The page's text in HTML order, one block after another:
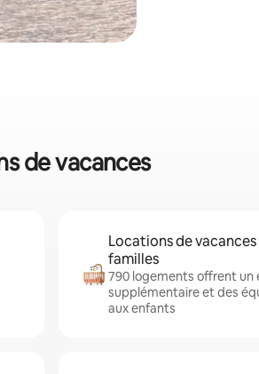
de vacances
Locations de
familles
790 logements offrent un
supplémentaire et des
aux enfants